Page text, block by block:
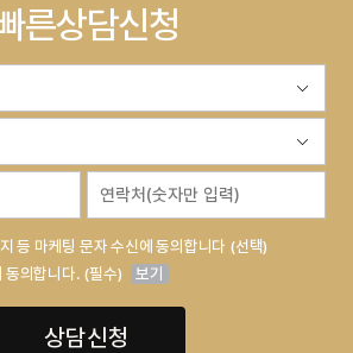
른상담신청
등 마케팅 문자 수신에 동의합니다 (선택)
동의합니다. (필수)
보기
상담신청